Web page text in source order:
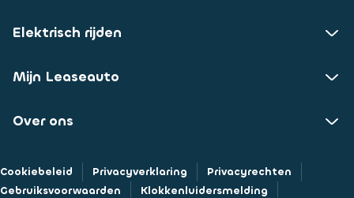
Elektrisch rijden
Mijn Leaseauto
Over ons
Cookiebeleid Privacyverklaring
Privacyrechten
Gebruiksvoorwaarden
Klokkenluidersmelding